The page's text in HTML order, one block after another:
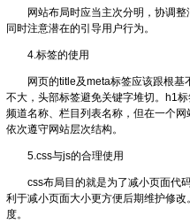
网站布局时应当主次分明，协调整
同时注意潜在的引导用户行为。
4.标签的使用
网页的title及meta标签应该跟根基
不大，头部标签避免关键字堆切。h1
频道名称、栏目列表名称，但在一个
依次遵守网站层次结构。
5.css与js的合理使用
css布局目的就是为了减小页面代码
利于减小页面大小更方便后期维护修
度。